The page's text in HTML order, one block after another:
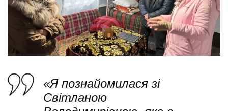
«Я познайомилася зі
Світланою